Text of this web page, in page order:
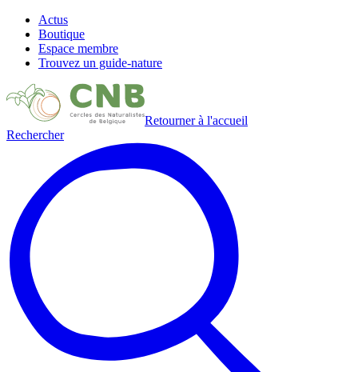
Actus
Boutique
Espace membre
Trouvez un guide-nature
Retourner à l'accueil
Rechercher